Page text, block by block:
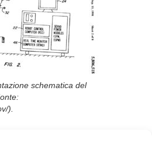
schematica del
).